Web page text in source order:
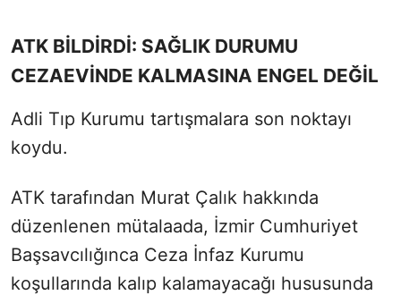
ATK BİLDİRDİ: SAĞLIK DURUMU
CEZAEVİNDE KALMASINA ENGEL DEĞİL
Adli Tıp Kurumu tartışmalara son noktayı
koydu.
ATK tarafından Murat Çalık hakkında
düzenlenen mütalaada, İzmir Cumhuriyet
Başsavcılığınca Ceza İnfaz Kurumu
koşullarında kalıp kalamayacağı hususunda